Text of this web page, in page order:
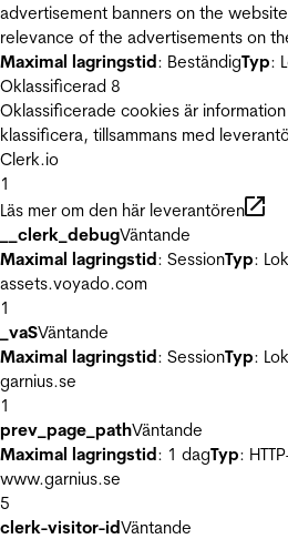
advertisement banners on the
relevance of the advertisements on
Maximal lagringstid: BeständigTyp:
Oklassificerad 8
Oklassificerade cookies är
klassificera, tillsammans med
Clerk.io
1
Läs mer om den här leverantören
__clerk_debugVäntande
Maximal lagringstid: SessionTyp:
assets.voyado.com
1
_vaSVäntande
Maximal lagringstid: SessionTyp:
garnius.se
1
prev_page_pathVäntande
Maximal lagringstid: 1 dagTyp:
www.garnius.se
5
clerk-visitor-idVäntande